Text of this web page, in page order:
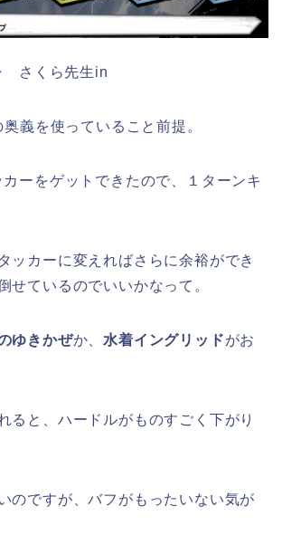
さくら先生in
義を使っていること前提。
ーをゲットできたので、１ターンキ
ッカーに変えればさらに余裕ができ
せているのでいいかなって。
ゆきかぜか、 水着イングリッドがお
ると、ハードルがものすごく下がり
のですが、バフがもったいない気が